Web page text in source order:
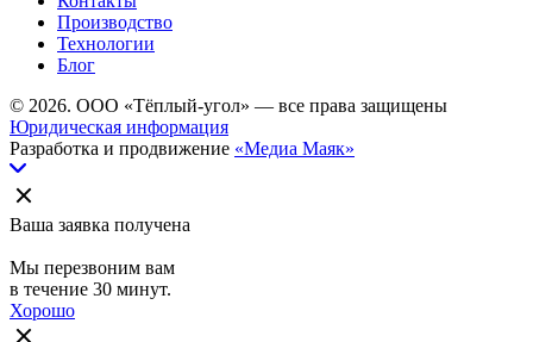
Производство
Технологии
Блог
© 2026. ООО «Тёплый-угол» — все права защищены
Юридическая информация
Разработка и продвижение «Медиа Маяк»
Ваша заявка получена
Мы перезвоним вам
в течение 30 минут.
Хорошо